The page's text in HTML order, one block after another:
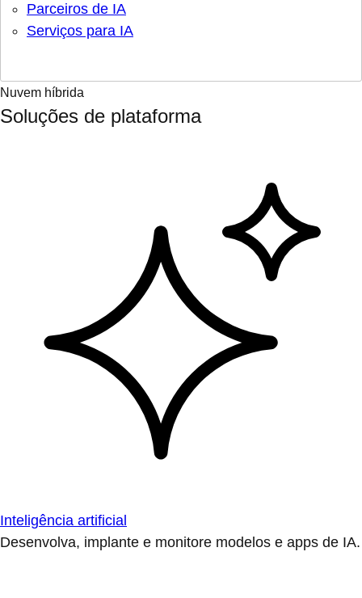
Parceiros de IA
Serviços para IA
Nuvem híbrida
Soluções de plataforma
Inteligência artificial
Desenvolva, implante e monitore modelos e apps de IA.